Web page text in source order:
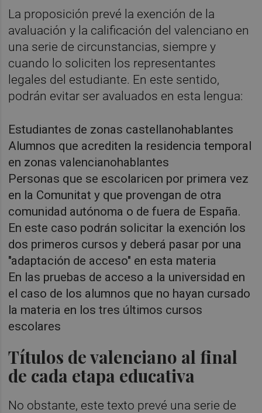
La proposición prevé la exención de la
avaluación y la calificación del valenciano en
una serie de circunstancias, siempre y
cuando lo soliciten los representantes
legales del estudiante. En este sentido,
podrán evitar ser avaluados en esta lengua:
Estudiantes de zonas castellanohablantes
Alumnos que acrediten la residencia temporal
en zonas valencianohablantes
Personas que se escolaricen por primera vez
en la Comunitat y que provengan de otra
comunidad autónoma o de fuera de España.
En este caso podrán solicitar la exención los
dos primeros cursos y deberá pasar por una
"adaptación de acceso" en esta materia
En las pruebas de acceso a la universidad en
el caso de los alumnos que no hayan cursado
la materia en los tres últimos cursos
escolares
Títulos de valenciano al final
de cada etapa educativa
No obstante, este texto prevé una serie de